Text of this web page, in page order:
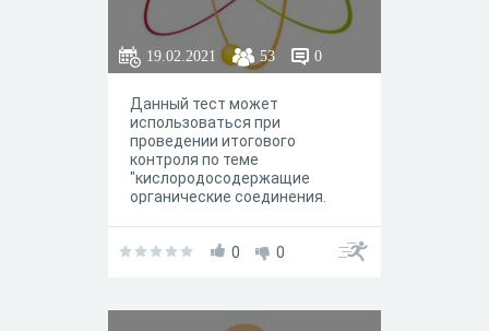
19.02.2021 53 0
Данный тест может
использоваться при
проведении итогового
контроля по теме
"кислородосодержащие
органические соединения.
0 0